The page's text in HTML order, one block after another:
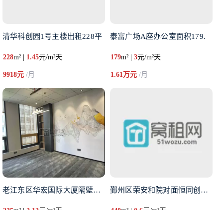
清华科创园1号主楼出租228平
228m² | 1.45元/m²天
9918元 /月
泰富广场A座办公室面积179.
179m² |3元/m²天
1.61万元/月
老江东区华宏国际大厦隔壁天润商 鄞州区荣安和院对面恒同创意园区